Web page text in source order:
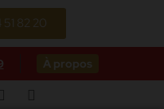
82 20
À propos